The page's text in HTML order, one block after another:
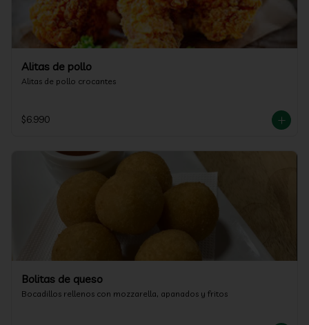
Alitas de pollo
Alitas de pollo crocantes
$6.990
Bolitas de queso
Bocadillos rellenos con mozzarella, apanados y fritos